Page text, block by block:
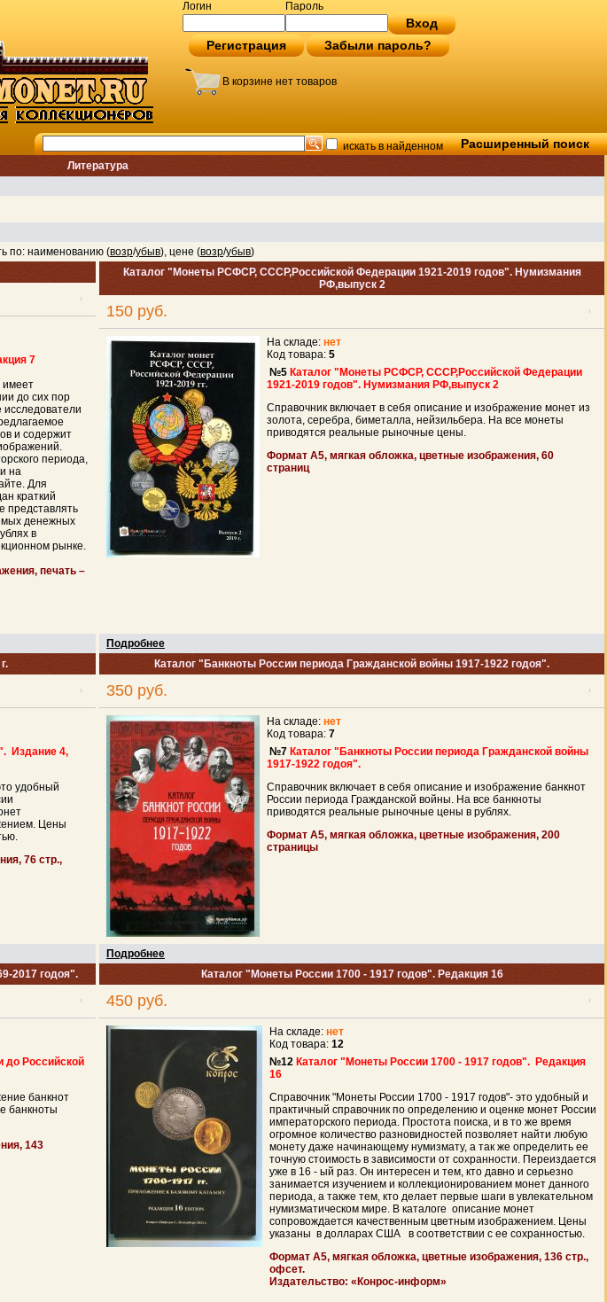
Логин Пароль
Вход
Регистрация
Забыли пароль?
В корзине нет товаров
искать в найденном Расширенный поиск
Литература
по: наименованию (возр/убыв), цене (возр/убыв)
7
имеет
до сих пор
и содержит
периода,
на
Для
краткий
представлять
денежных
в
рынке.
печать –
Каталог "Монеты РСФСР, СССР,Российской Федерации 1921-2019 годов". Нумизмания
РФ,выпуск 2
150 руб.
На складе: нет
Код товара: 5
№5 Каталог "Монеты РСФСР, СССР,Российской Федерации
1921-2019 годов". Нумизмания РФ,выпуск 2
Справочник включает в себя описание и изображение монет из
золота, серебра, биметалла, нейзильбера. На все монеты
приводятся реальные рыночные цены.
Формат А5, мягкая обложка, цветные изображения, 60
страниц
Подробнее
Издание 4,
удобный
Цены
76 стр.,
Каталог "Банкноты России периода Гражданской войны 1917-1922 годоя".
350 руб.
На складе: нет
Код товара: 7
№7 Каталог "Банкноты России периода Гражданской войны
1917-1922 годоя".
Справочник включает в себя описание и изображение банкнот
России периода Гражданской войны. На все банкноты
приводятся реальные рыночные цены в рублях.
Формат А5, мягкая обложка, цветные изображения, 200
страницы
Подробнее
2017 годоя".
до Российской
банкнот
банкноты
143
Каталог "Монеты России 1700 - 1917 годов". Редакция 16
450 руб.
На складе: нет
Код товара: 12
№12 Каталог "Монеты России 1700 - 1917 годов". Редакция
16
Справочник "Монеты России 1700 - 1917 годов"- это удобный и
практичный справочник по определению и оценке монет России
императорского периода. Простота поиска, и в то же время
огромное количество разновидностей позволяет найти любую
монету даже начинающему нумизмату, а так же определить ее
точную стоимость в зависимости от сохранности. Переиздается
уже в 16 - ый раз. Он интересен и тем, кто давно и серьезно
занимается изучением и коллекционированием монет данного
периода, а также тем, кто делает первые шаги в увлекательном
нумизматическом мире. В каталоге описание монет
сопровождается качественным цветным изображением. Цены
указаны в долларах США в соответствии с ее сохранностью.
Формат А5, мягкая обложка, цветные изображения, 136 стр.,
офсет.
Издательство: « Конрос-информ»